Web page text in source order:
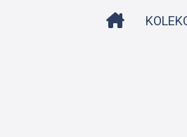
STRONA